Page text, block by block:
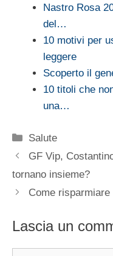
Nastro Rosa
del…
10 motivi per
leggere
Scoperto il
10 titoli che
una…
Categorie
Salute
GF Vip,
tornano insieme?
Come
Lascia un